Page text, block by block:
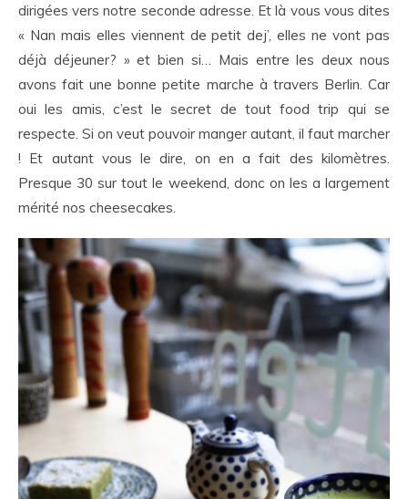
dirigées vers notre seconde adresse. Et là vous vous dites
« Nan mais elles viennent de petit dej’, elles ne vont pas
déjà déjeuner? » et bien si… Mais entre les deux nous
avons fait une bonne petite marche à travers Berlin. Car
oui les amis, c’est le secret de tout food trip qui se
respecte. Si on veut pouvoir manger autant, il faut marcher
! Et autant vous le dire, on en a fait des kilomètres.
Presque 30 sur tout le weekend, donc on les a largement
mérité nos cheesecakes.